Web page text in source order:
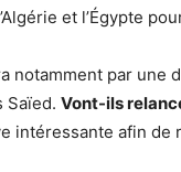
et l’Égypte
notamment par
Saïed. Vont-ils
intéressante afin